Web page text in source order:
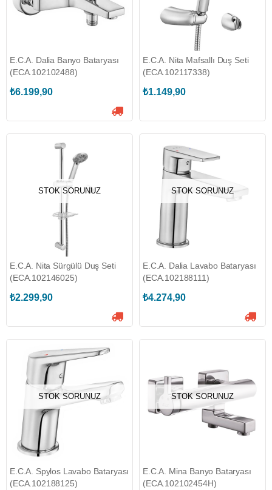
E.C.A. Dalia Banyo Bataryası
(ECA.102102488)
₺6.199,90
E.C.A. Nita Mafsallı Duş Seti
(ECA.102117338)
₺1.149,90
STOK SORUNUZ
E.C.A. Nita Sürgülü Duş Seti
(ECA.102146025)
₺2.299,90
STOK SORUNUZ
E.C.A. Dalia Lavabo Bataryası
(ECA.102188111)
₺4.274,90
STOK SORUNUZ
E.C.A. Spylos Lavabo Bataryası
(ECA.102188125)
STOK SORUNUZ
E.C.A. Mina Banyo Bataryası
(ECA.102102454H)